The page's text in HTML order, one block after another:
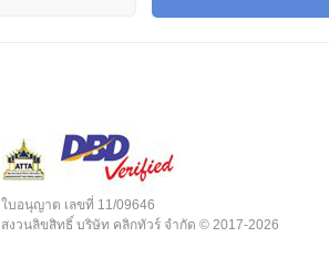
ใบอนุญาต เลขที่ 11/09646
สงวนลิขสิทธิ์ บริษัท คลิกทัวร์ จำกัด © 2017-2026